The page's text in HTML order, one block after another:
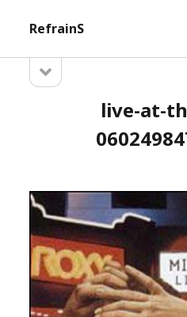
RefrainS
Sidebarsidebar
live-at-